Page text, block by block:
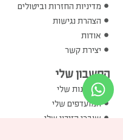
מדיניות החזרות וביטולים
הצהרת נגישות
אודות
יצירת קשר
החשבון שלי
ההזמנות שלי
המועדפים שלי
שוברי הזיכוי שלי